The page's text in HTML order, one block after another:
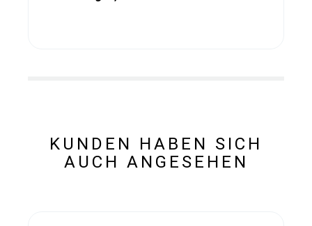
KUNDEN HABEN SICH
AUCH ANGESEHEN